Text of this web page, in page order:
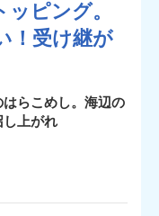
ピング。
！受け継が
らこめし。海辺の
上がれ